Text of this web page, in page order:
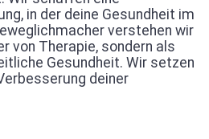
in der deine Gesundheit im
verstehen wir
von Therapie, sondern als
Gesundheit. Wir setzen
deiner